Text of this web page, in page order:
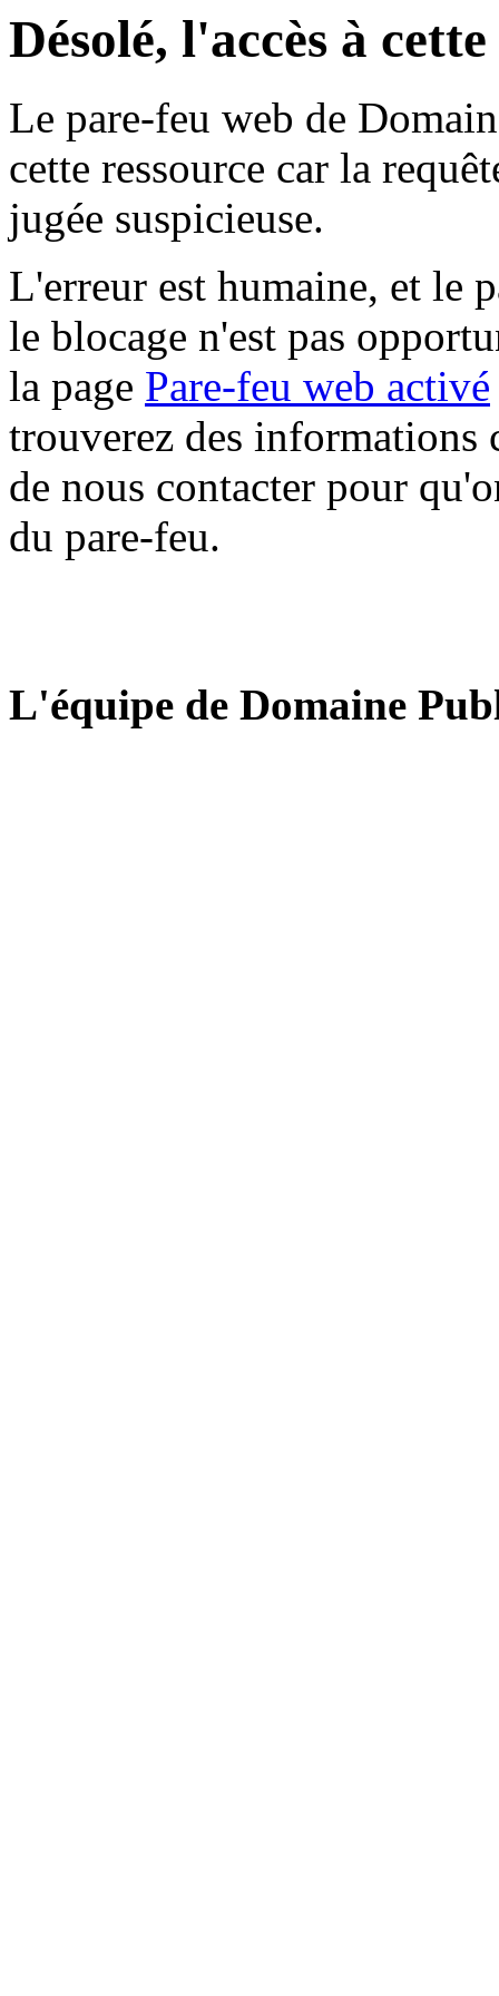
Désolé, l'accès à
Le pare-feu web de
cette ressource car la
jugée suspicieuse.
L'erreur est humaine, et le
le blocage n'est pas
la page Pare-feu web activé
trouverez des informations
de nous contacter pour
du pare-feu.
L'équipe de Domaine